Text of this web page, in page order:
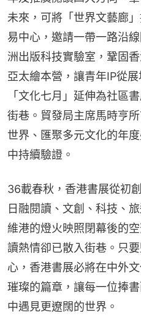
未來，可將「世界文藝廊
易中心，邀請一帶一路沿
洲出版科技實驗室，鞏固
亞太繪本營，讓青年IP從
「文化七月」延伸為社區
街巷。貿發局主席馬時亨
世界、匯聚多元文化的年
中持續驗證。
36載春秋，香港書展從初
日融閱讀、文創、科技、
維港的燈火映照閉幕後的
讀熱情卻已散入街巷。只
心，香港書展必將在中外
璀璨的篇章，讓每一位捧
中遇見更遼闊的世界。